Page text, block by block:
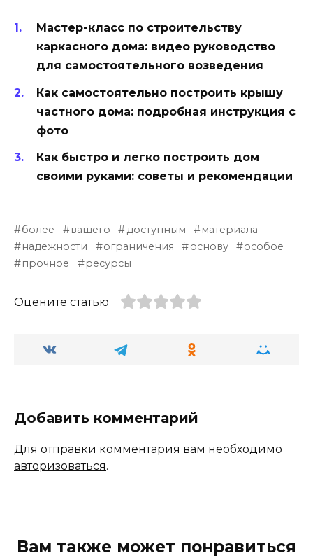
Мастер-класс по строительству
каркасного дома: видео руководство
для самостоятельного возведения
Как самостоятельно построить крышу
частного дома: подробная инструкция с
фото
Как быстро и легко построить дом
своими руками: советы и рекомендации
более вашего доступным
материала
надежности
ограничения основу
особое
прочное
ресурсы
Оцените статью
Добавить комментарий
Для отправки комментария вам необходимо
авторизоваться.
Вам также может понравиться